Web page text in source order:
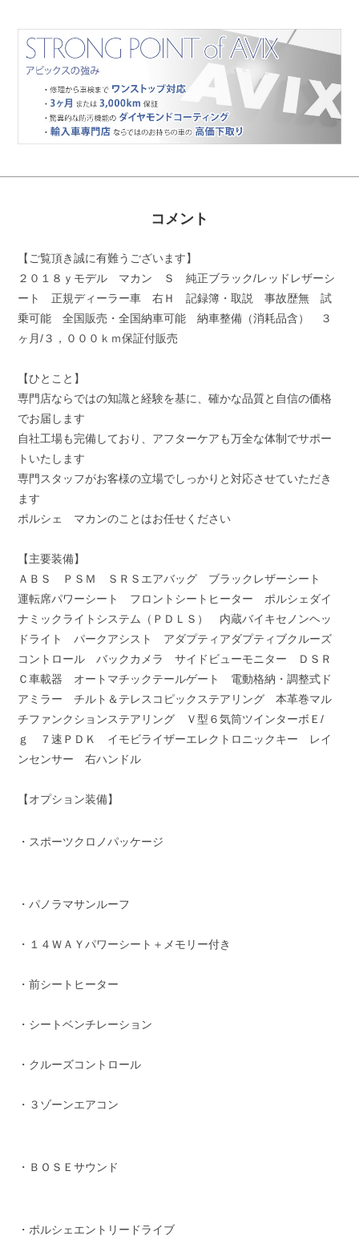
コメント
【ご覧頂き誠に有難うございます】
２０１８ｙモデル マカン Ｓ 純正ブラック/レッドレザーシ
ート 正規ディーラー車 右Ｈ 記録簿・取説 事故歴無 試
乗可能 全国販売・全国納車可能 納車整備（消耗品含） ３
ヶ月/３，０００ｋｍ保証付販売
【ひとこと】
専門店ならではの知識と経験を基に、確かな品質と自信の価格
でお届します
自社工場も完備しており、アフターケアも万全な体制でサポー
トいたします
専門スタッフがお客様の立場でしっかりと対応させていただき
ます
ポルシェ マカンのことはお任せください
【主要装備】
ＡＢＳ ＰＳＭ ＳＲＳエアバッグ ブラックレザーシート
運転席パワーシート フロントシートヒーター ポルシェダイ
ナミックライトシステム（ＰＤＬＳ） 内蔵バイキセノンヘッ
ドライト パークアシスト アダプティアダプティブクルーズ
コントロール バックカメラ サイドビューモニター ＤＳＲ
Ｃ車載器 オートマチックテールゲート 電動格納・調整式ド
アミラー チルト＆テレスコピックステアリング 本革巻マル
チファンクションステアリング Ｖ型６気筒ツインターボＥ/
ｇ ７速ＰＤＫ イモビライザーエレクトロニックキー レイ
ンセンサー 右ハンドル
【オプション装備】
・スポーツクロノパッケージ
・パノラマサンルーフ
・１４ＷＡＹパワーシート＋メモリー付き
・前シートヒーター
・シートベンチレーション
・クルーズコントロール
・３ゾーンエアコン
・ＢＯＳＥサウンド
・ポルシェエントリードライブ